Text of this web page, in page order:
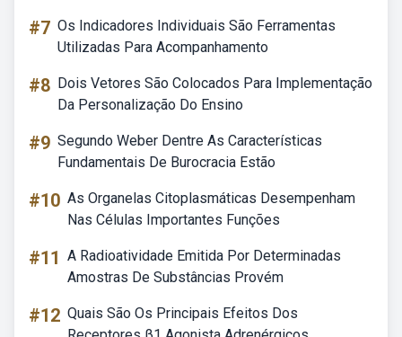
#7 Os Indicadores Individuais São Ferramentas
Utilizadas Para Acompanhamento
#8 Dois Vetores São Colocados Para Implementação
Da Personalização Do Ensino
#9 Segundo Weber Dentre As Características
Fundamentais De Burocracia Estão
#10 As Organelas Citoplasmáticas Desempenham
Nas Células Importantes Funções
#11 A Radioatividade Emitida Por Determinadas
Amostras De Substâncias Provém
#12 Quais São Os Principais Efeitos Dos